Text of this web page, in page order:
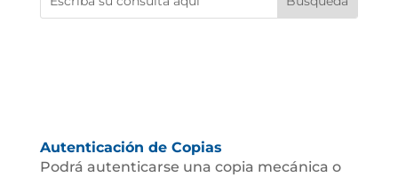
Autenticación de Copias
Podrá autenticarse una copia mecánica o